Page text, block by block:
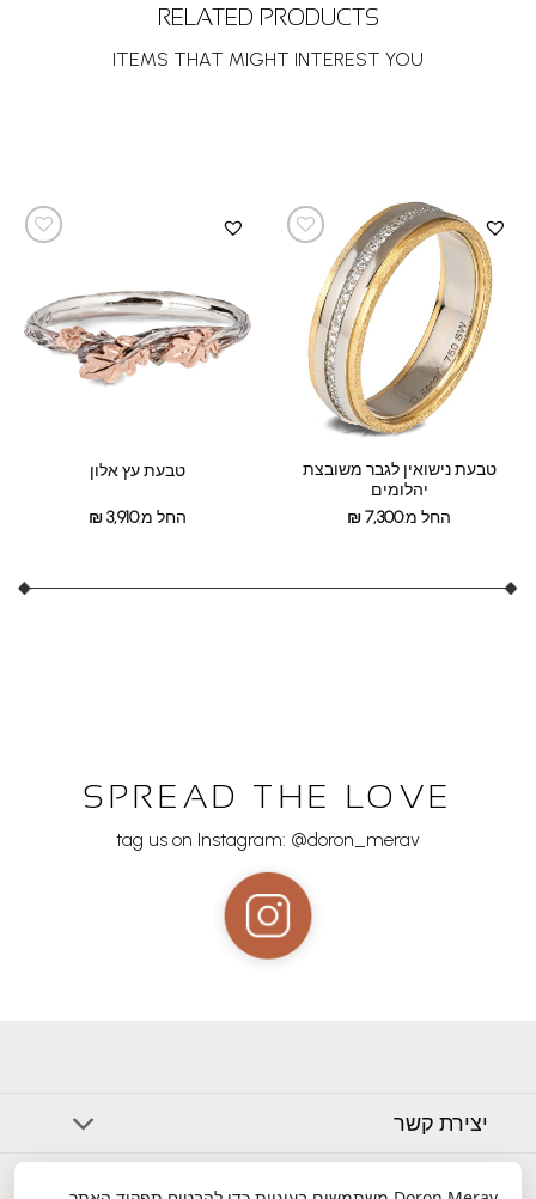
RELATED PRODUCTS
ITEMS THAT MIGHT INTEREST YOU
טבעת נישואין לגבר משובצת
יהלומים
החל מ:
₪7,300
טבעת עץ אלון
החל מ: ₪3,910
SPREAD THE LOVE
tag us on Instagram: @doron_merav
יצירת קשר